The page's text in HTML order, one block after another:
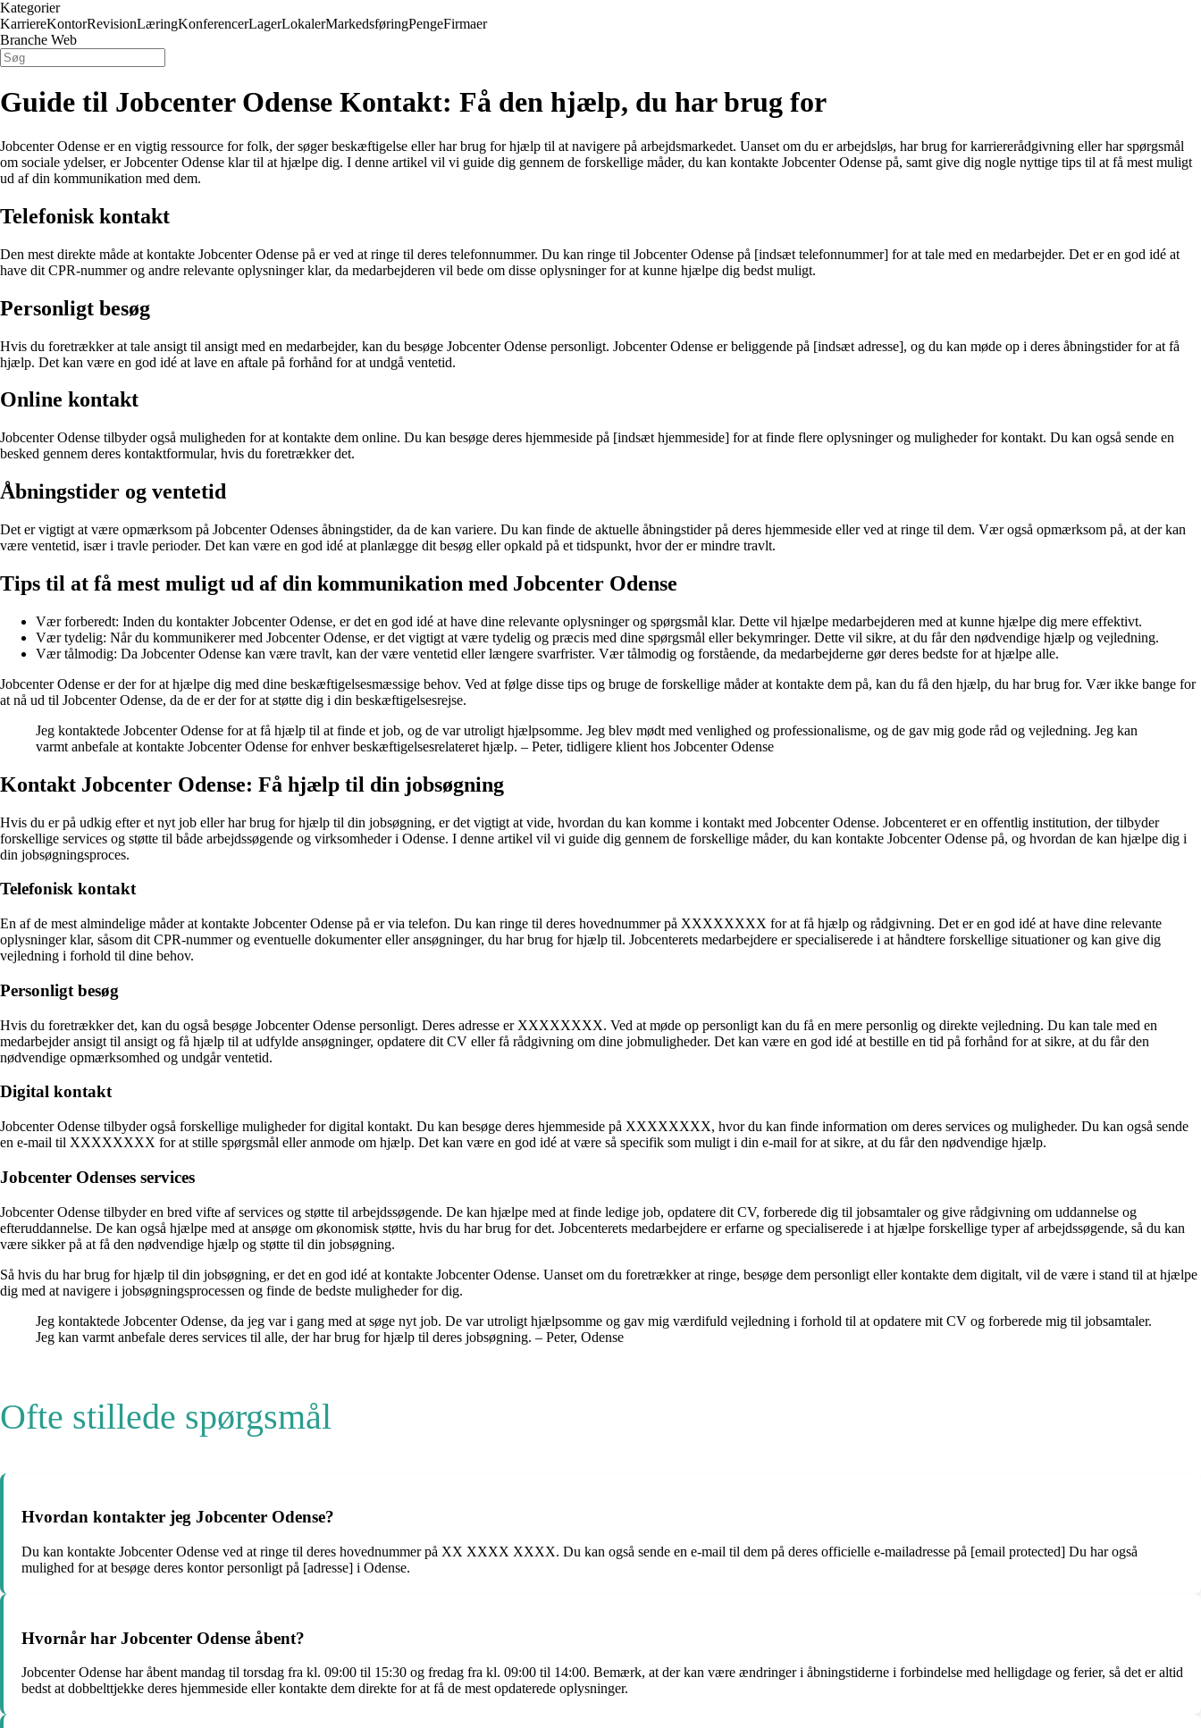
Kategorier
KarriereKontorRevisionLæringKonferencerLagerLokalerMarkedsføringPengeFirmaer
Branche Web
Guide til Jobcenter Odense Kontakt: Få den hjælp, du har brug for
Jobcenter Odense er en vigtig ressource for folk, der søger beskæftigelse eller har brug for hjælp til at navigere på arbejdsmarkedet. Uanset om du er arbejdsløs, har brug for karriererådgivning eller har spørgsmål
om sociale ydelser, er Jobcenter Odense klar til at hjælpe dig. I denne artikel vil vi guide dig gennem de forskellige måder, du kan kontakte Jobcenter Odense på, samt give dig nogle nyttige tips til at få mest muligt
ud af din kommunikation med dem.
Telefonisk kontakt
Den mest direkte måde at kontakte Jobcenter Odense på er ved at ringe til deres telefonnummer. Du kan ringe til Jobcenter Odense på [indsæt telefonnummer] for at tale med en medarbejder. Det er en god idé at
have dit CPR-nummer og andre relevante oplysninger klar, da medarbejderen vil bede om disse oplysninger for at kunne hjælpe dig bedst muligt.
Personligt besøg
Hvis du foretrækker at tale ansigt til ansigt med en medarbejder, kan du besøge Jobcenter Odense personligt. Jobcenter Odense er beliggende på [indsæt adresse], og du kan møde op i deres åbningstider for at få
hjælp. Det kan være en god idé at lave en aftale på forhånd for at undgå ventetid.
Online kontakt
Jobcenter Odense tilbyder også muligheden for at kontakte dem online. Du kan besøge deres hjemmeside på [indsæt hjemmeside] for at finde flere oplysninger og muligheder for kontakt. Du kan også sende en
besked gennem deres kontaktformular, hvis du foretrækker det.
Åbningstider og ventetid
Det er vigtigt at være opmærksom på Jobcenter Odenses åbningstider, da de kan variere. Du kan finde de aktuelle åbningstider på deres hjemmeside eller ved at ringe til dem. Vær også opmærksom på, at der kan
være ventetid, især i travle perioder. Det kan være en god idé at planlægge dit besøg eller opkald på et tidspunkt, hvor der er mindre travlt.
Tips til at få mest muligt ud af din kommunikation med Jobcenter Odense
Vær forberedt: Inden du kontakter Jobcenter Odense, er det en god idé at have dine relevante oplysninger og spørgsmål klar. Dette vil hjælpe medarbejderen med at kunne hjælpe dig mere effektivt.
Vær tydelig: Når du kommunikerer med Jobcenter Odense, er det vigtigt at være tydelig og præcis med dine spørgsmål eller bekymringer. Dette vil sikre, at du får den nødvendige hjælp og vejledning.
Vær tålmodig: Da Jobcenter Odense kan være travlt, kan der være ventetid eller længere svarfrister. Vær tålmodig og forstående, da medarbejderne gør deres bedste for at hjælpe alle.
Jobcenter Odense er der for at hjælpe dig med dine beskæftigelsesmæssige behov. Ved at følge disse tips og bruge de forskellige måder at kontakte dem på, kan du få den hjælp, du har brug for. Vær ikke bange for
at nå ud til Jobcenter Odense, da de er der for at støtte dig i din beskæftigelsesrejse.
Jeg kontaktede Jobcenter Odense for at få hjælp til at finde et job, og de var utroligt hjælpsomme. Jeg blev mødt med venlighed og professionalisme, og de gav mig gode råd og vejledning. Jeg kan
varmt anbefale at kontakte Jobcenter Odense for enhver beskæftigelsesrelateret hjælp. – Peter, tidligere klient hos Jobcenter Odense
Kontakt Jobcenter Odense: Få hjælp til din jobsøgning
Hvis du er på udkig efter et nyt job eller har brug for hjælp til din jobsøgning, er det vigtigt at vide, hvordan du kan komme i kontakt med Jobcenter Odense. Jobcenteret er en offentlig institution, der tilbyder
forskellige services og støtte til både arbejdssøgende og virksomheder i Odense. I denne artikel vil vi guide dig gennem de forskellige måder, du kan kontakte Jobcenter Odense på, og hvordan de kan hjælpe dig i
din jobsøgningsproces.
Telefonisk kontakt
En af de mest almindelige måder at kontakte Jobcenter Odense på er via telefon. Du kan ringe til deres hovednummer på XXXXXXXX for at få hjælp og rådgivning. Det er en god idé at have dine relevante
oplysninger klar, såsom dit CPR-nummer og eventuelle dokumenter eller ansøgninger, du har brug for hjælp til. Jobcenterets medarbejdere er specialiserede i at håndtere forskellige situationer og kan give dig
vejledning i forhold til dine behov.
Personligt besøg
Hvis du foretrækker det, kan du også besøge Jobcenter Odense personligt. Deres adresse er XXXXXXXX. Ved at møde op personligt kan du få en mere personlig og direkte vejledning. Du kan tale med en
medarbejder ansigt til ansigt og få hjælp til at udfylde ansøgninger, opdatere dit CV eller få rådgivning om dine jobmuligheder. Det kan være en god idé at bestille en tid på forhånd for at sikre, at du får den
nødvendige opmærksomhed og undgår ventetid.
Digital kontakt
Jobcenter Odense tilbyder også forskellige muligheder for digital kontakt. Du kan besøge deres hjemmeside på XXXXXXXX, hvor du kan finde information om deres services og muligheder. Du kan også sende
en e-mail til XXXXXXXX for at stille spørgsmål eller anmode om hjælp. Det kan være en god idé at være så specifik som muligt i din e-mail for at sikre, at du får den nødvendige hjælp.
Jobcenter Odenses services
Jobcenter Odense tilbyder en bred vifte af services og støtte til arbejdssøgende. De kan hjælpe med at finde ledige job, opdatere dit CV, forberede dig til jobsamtaler og give rådgivning om uddannelse og
efteruddannelse. De kan også hjælpe med at ansøge om økonomisk støtte, hvis du har brug for det. Jobcenterets medarbejdere er erfarne og specialiserede i at hjælpe forskellige typer af arbejdssøgende, så du kan
være sikker på at få den nødvendige hjælp og støtte til din jobsøgning.
Så hvis du har brug for hjælp til din jobsøgning, er det en god idé at kontakte Jobcenter Odense. Uanset om du foretrækker at ringe, besøge dem personligt eller kontakte dem digitalt, vil de være i stand til at hjælpe
dig med at navigere i jobsøgningsprocessen og finde de bedste muligheder for dig.
Jeg kontaktede Jobcenter Odense, da jeg var i gang med at søge nyt job. De var utroligt hjælpsomme og gav mig værdifuld vejledning i forhold til at opdatere mit CV og forberede mig til jobsamtaler.
Jeg kan varmt anbefale deres services til alle, der har brug for hjælp til deres jobsøgning. – Peter, Odense
Ofte stillede spørgsmål
Hvordan kontakter jeg Jobcenter Odense?
Du kan kontakte Jobcenter Odense ved at ringe til deres hovednummer på XX XXXX XXXX. Du kan også sende en e-mail til dem på deres officielle e-mailadresse på [email protected] Du har også
mulighed for at besøge deres kontor personligt på [adresse] i Odense.
Hvornår har Jobcenter Odense åbent?
Jobcenter Odense har åbent mandag til torsdag fra kl. 09:00 til 15:30 og fredag fra kl. 09:00 til 14:00. Bemærk, at der kan være ændringer i åbningstiderne i forbindelse med helligdage og ferier, så det er altid
bedst at dobbelttjekke deres hjemmeside eller kontakte dem direkte for at få de mest opdaterede oplysninger.